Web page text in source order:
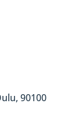
90100